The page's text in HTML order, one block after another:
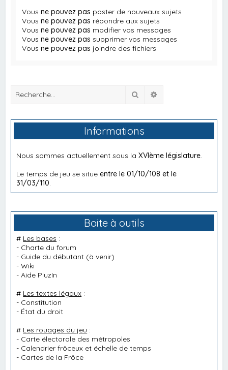
Vousne pouvez pas poster de nouveaux sujets
Vousne pouvez pas répondre aux sujets
Vousne pouvez pas modifier vos messages
Vousne pouvez pas supprimer vos messages
Vousne pouvez pas joindre des fichiers
Rechercher
Informations
Nous sommes actuellement sous laXVIème législature
Le temps de jeu se situeentre le 01/10/108 et le
31/03/110
Boite à outils
# Les bases :
- Charte du forum
- Guide du débutant (à venir)
-Wiki
-Aide PluzIn
# Les textes légaux :
- Constitution
- État du droit
# Les rouages du jeu :
- Carte électorale des métropoles
- Calendrier frôceux et échelle de temps
- Cartes de la Frôce